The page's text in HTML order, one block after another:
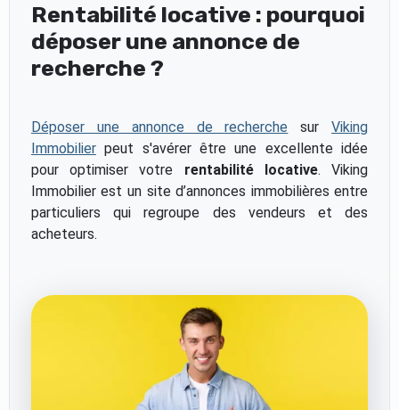
Rentabilité locative : pourquoi
déposer une annonce de
recherche ?
Déposer une annonce de recherche sur
Viking
Immobilierpeut s'avérer être une excellente idée
pour optimiser votre rentabilité locative. Viking
Immobilier est un site d’annonces immobilières entre
particuliers qui regroupe des vendeurs et des
acheteurs.